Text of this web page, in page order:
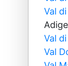
Val
Adige
Val
Val